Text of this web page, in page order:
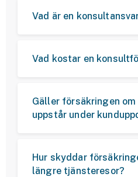
Vad är en
Vad kostar en
Gäller försäkringen
uppstår under
Hur skyddar
längre tjänsteresor?